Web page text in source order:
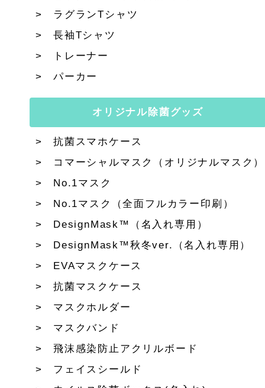
ラグランTシャツ
長袖Tシャツ
トレーナー
パーカー
オリジナル除菌グッズ
抗菌スマホケース
コマーシャルマスク（オリジナルマスク）
No.1マスク
No.1マスク（全面フルカラー印刷）
DesignMask™（名入れ専用）
DesignMask™秋冬ver.（名入れ専用）
EVAマスクケース
抗菌マスクケース
マスクホルダー
マスクバンド
飛沫感染防止アクリルボード
フェイスシールド